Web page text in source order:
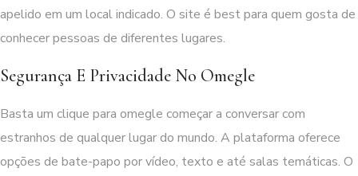
apelido em um local indicado. O site é best para quem gosta de
conhecer pessoas de diferentes lugares.
Segurança E Privacidade No Omegle
Basta um clique para omegle começar a conversar com
estranhos de qualquer lugar do mundo. A plataforma oferece
opções de bate-papo por vídeo, texto e até salas temáticas. O